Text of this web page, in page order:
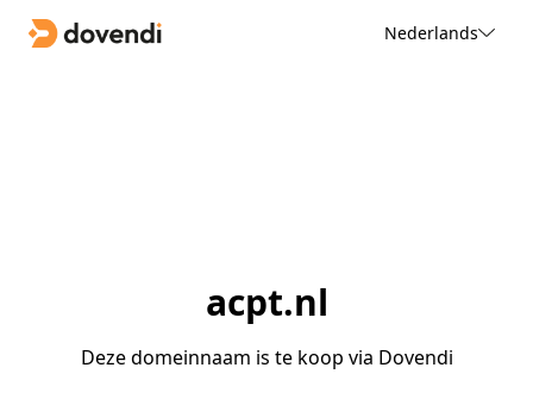
Nederlands
acpt.nl
Deze domeinnaam is te koop via Dovendi